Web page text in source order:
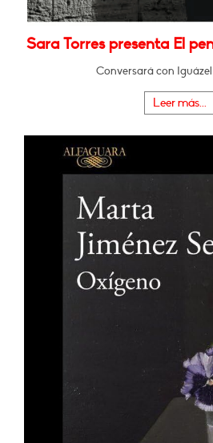
Sara Torres presenta El
Conversará con
Leer más...